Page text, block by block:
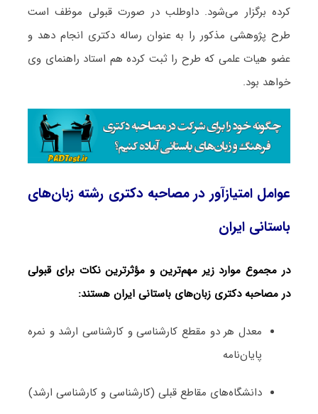
کرده برگزار می‌شود. داوطلب در صورت قبولی موظف است
طرح پژوهشی مذکور را به عنوان رساله دکتری انجام دهد و
عضو هیات علمی که طرح را ثبت کرده هم استاد راهنمای وی
خواهد بود.
عوامل امتیازآور در مصاحبه دکتری رشته زبان‌های
باستانی ایران
در مجموع موارد زیر مهم‌ترین و مؤثرترین نکات برای قبولی
در مصاحبه دکتری زبان‌های باستانی ایران هستند:
معدل هر دو مقطع کارشناسی و کارشناسی ارشد و نمره
پایان‌نامه
دانشگاه‌های مقاطع قبلی (کارشناسی و کارشناسی ارشد)